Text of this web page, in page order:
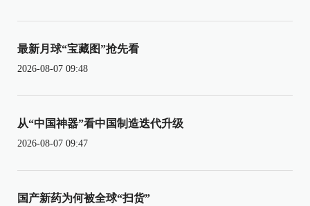
最新月球“宝藏图”抢先看
2026-08-07 09:48
从“中国神器”看中国制造迭代升级
2026-08-07 09:47
国产新药为何被全球“扫货”